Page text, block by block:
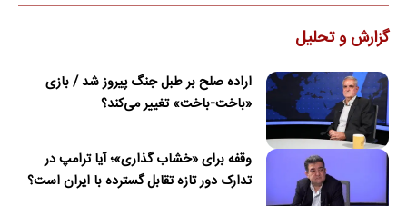
گزارش و تحلیل
اراده صلح بر طبل جنگ پیروز شد / بازی
«باخت-باخت» تغییر می‌کند؟
وقفه برای «خشاب گذاری»؛ آیا ترامپ در
تدارک دور تازه تقابل گسترده با ایران است؟